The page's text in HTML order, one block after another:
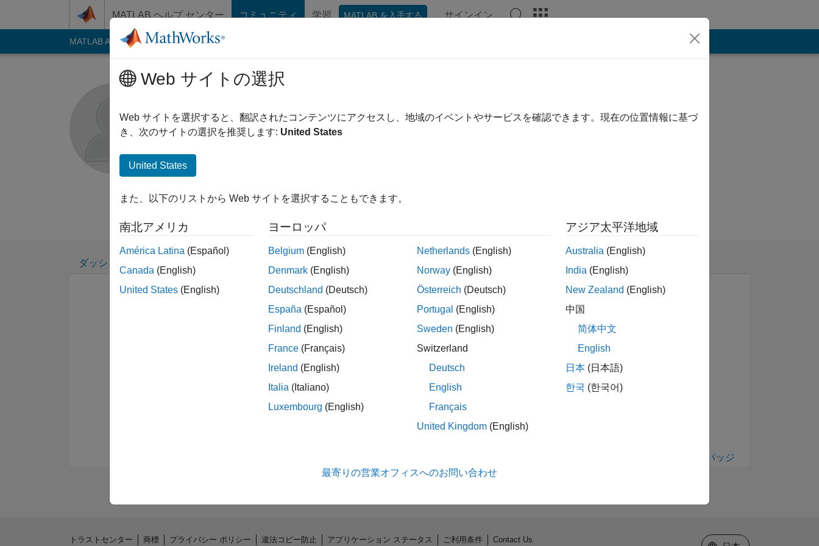
コンテンツへスキップ
MATLAB ヘルプ センター コミュニティ 学習 MATLAB を入手する サインイン
MATLAB Answers File Exchange Cody
MATLAB Answer Bot
MathWorks
Followers:
This profile is used to run system tasks and clean old up content in MATLAB Answers.
ダッシュボード
すべて表示 バッジ
Web サイトの選択
Web サイトを選択すると、翻訳されたコンテンツにアクセスし、地域のイベントやサービスを確認できます。現在の位置情報に基づ
き、次のサイトの選択を推奨します: United States
United States
また、以下のリストから Web サイトを選択することもできます。
南北アメリカ
América Latina (Español)
Canada (English)
United States (English)
ヨーロッパ
Belgium (English)
Denmark (English)
Deutschland (Deutsch)
España (Español)
Finland (English)
France (Français)
Ireland (English)
Italia (Italiano)
Luxembourg (English)
Netherlands (English)
Norway (English)
Österreich (Deutsch)
Portugal (English)
Sweden (English)
Switzerland
Deutsch
English
Français
United Kingdom (English)
アジア太平洋地域
Australia (English)
India (English)
New Zealand (English)
中国
简体中文
English
日本 (日本語)
한국 (한국어)
最寄りの営業オフィスへのお問い合わせ
トラストセンター 商標 プライバシー ポリシー 違法コピー防止 アプリケーション ステータス ご利用条件 Contact Us